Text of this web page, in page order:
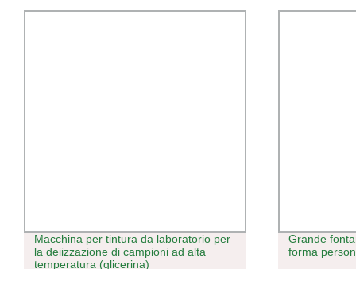
Macchina per tintura da laboratorio per
la deiizzazione di campioni ad alta
temperatura (glicerina)
Grande
forma